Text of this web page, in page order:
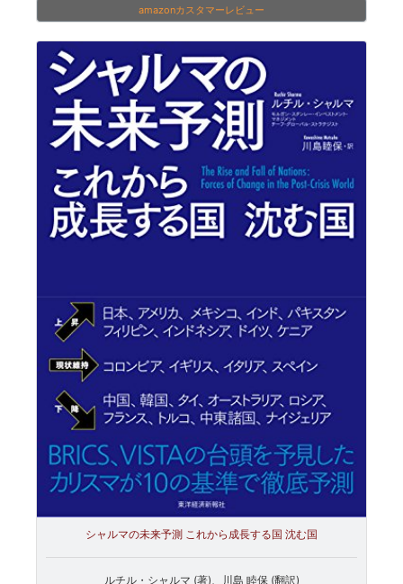
amazonカスタマーレビュー
シャルマの未来予測 これから成長する国 沈む国
ルチル・シャルマ (著)、川島 睦保 (翻訳)